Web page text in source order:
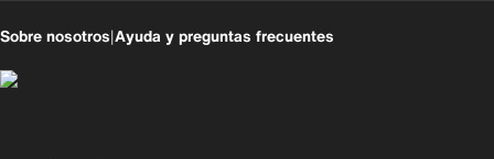
Sobre nosotros|Ayuda y preguntas frecuentes